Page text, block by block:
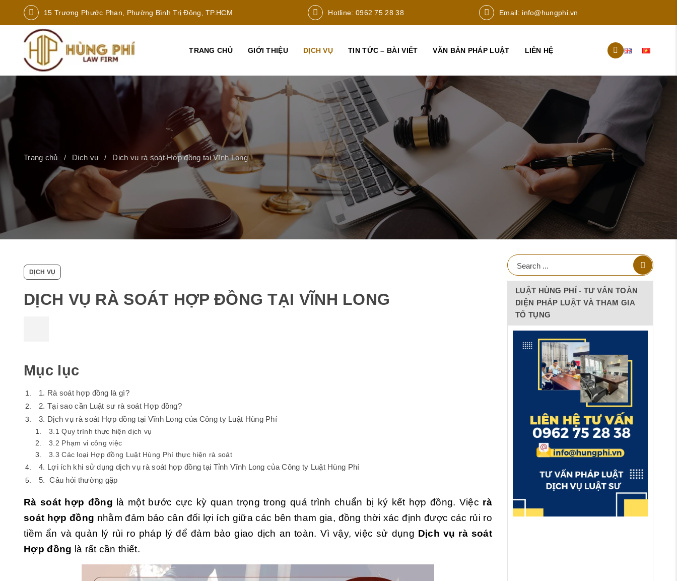
15 Trương Phước Phan, Phường Bình Trị Đông, TP.HCM Hotline: 0962 75 28 38 Email: info@hungphi.vn
TRANG CHỦ GIỚI THIỆU DỊCH VỤ TIN TỨC – BÀI VIẾT VĂN BẢN PHÁP LUẬT LIÊN HỆ
Trang chủ Dịch vụ Dịch vụ rà soát Hợp đồng tại Vĩnh Long
DỊCH VỤ
DỊCH VỤ RÀ SOÁT HỢP ĐỒNG TẠI VĨNH LONG
Mục lục
1. Rà soát hợp đồng là gì?
2. Tại sao cần Luật sư rà soát Hợp đồng?
3. Dịch vụ rà soát Hợp đồng tại Vĩnh Long của Công ty Luật Hùng Phí
3.1 Quy trình thực hiện dịch vụ
3.2 Phạm vi công việc
3.3 Các loại Hợp đồng Luật Hùng Phí thực hiện rà soát
4. Lợi ích khi sử dụng dịch vụ rà soát hợp đồng tại Tỉnh Vĩnh Long của Công ty Luật Hùng Phí
5. Câu hỏi thường gặp
Rà soát hợp đồng là một bước cực kỳ quan trọng trong quá trình chuẩn bị ký kết hợp đồng. Việc rà
soát hợp đồng nhằm đảm bảo cân đối lợi ích giữa các bên tham gia, đồng thời xác định được các rủi ro
tiềm ẩn và quản lý rủi ro pháp lý để đảm bảo giao dịch an toàn. Vì vậy, việc sử dụng Dịch vụ rà soát
Hợp đồng là rất cần thiết.
LUẬT HÙNG PHÍ - TƯ VẤN TOÀN
DIỆN PHÁP LUẬT VÀ THAM GIA
TỐ TỤNG